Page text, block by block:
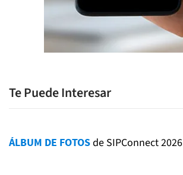
Te Puede Interesar
ÁLBUM DE FOTOSde SIPConnect 2026